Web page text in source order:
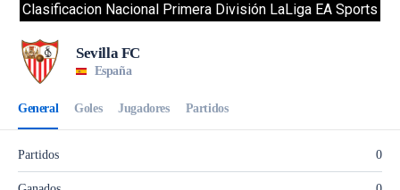
Clasificacion Nacional Primera División LaLiga EA Sports